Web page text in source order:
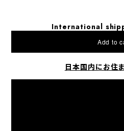
International
Add to
日本国内にお住